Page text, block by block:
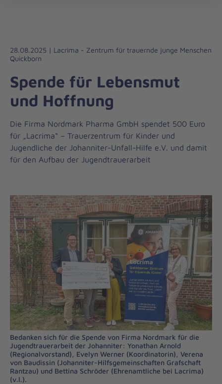
28.08.2025 | Lacrima - Zentrum für trauernde junge Menschen
Quickborn
Spende für Lebensmut
und Hoffnung
Die Firma Nordmark Pharma GmbH spendet 500 Euro
für „Lacrima“ – Trauerzentrum für Kinder und
Jugendliche der Johanniter-Unfall-Hilfe e.V. und damit
für den Aufbau der Jugendtrauerarbeit
© Johanniter
Bedanken sich für die Spende von Firma Nordmark für die
Jugendtrauerarbeit der Johanniter: Yonathan Arnold
(Regionalvorstand), Evelyn Werner (Koordinatorin), Verena
von Baudissin (Johanniter-Hilfsgemeinschaften Grafschaft
Rantzau) und Bettina Schröder (Ehrenamtliche bei Lacrima)
(v.l.).